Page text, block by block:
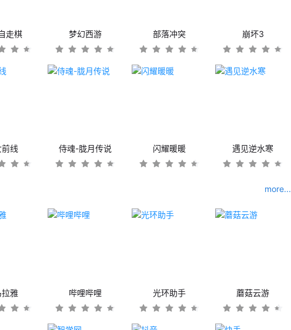
走棋 梦幻西游 部落冲突 崩坏3
线 侍魂-胧月传说 闪耀暖暖 遇见逆水寒
more...
雅 哔哩哔哩 光环助手 蘑菇云游